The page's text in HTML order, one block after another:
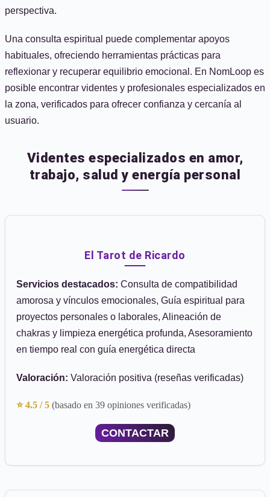
perspectiva.
Una consulta espiritual puede complementar apoyos
habituales, ofreciendo herramientas prácticas para
reflexionar y recuperar equilibrio emocional. En NomLoop es
posible encontrar videntes y profesionales especializados en
la zona, verificados para ofrecer confianza y cercanía al
usuario.
Videntes especializados en amor,
trabajo, salud y energía personal
El Tarot de Ricardo
Servicios destacados: Consulta de compatibilidad
amorosa y vínculos emocionales, Guía espiritual para
proyectos personales o laborales, Alineación de
chakras y limpieza energética profunda, Asesoramiento
en tiempo real con guía energética directa
Valoración: Valoración positiva (reseñas verificadas)
⭐ 4.5 / 5 (basado en 39 opiniones verificadas)
CONTACTAR